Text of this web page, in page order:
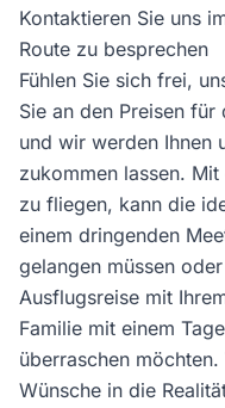
Kontaktieren Sie uns
Route zu besprechen
Fühlen Sie sich frei,
Sie an den Preisen
und wir werden Ihnen
zukommen lassen.
zu fliegen, kann die
einem dringenden
gelangen müssen
Ausflugsreise mit
Familie mit einem
überraschen
Wünsche in die